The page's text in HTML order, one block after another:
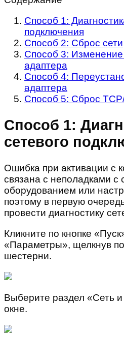
Способ 1:
подключения
Способ 2: Сброс сети
Способ 3: Изменение
адаптера
Способ 4:
адаптера
Способ 5: Сброс
Способ 1:
сетевого
Ошибка при активации с
связана с неполадками с
оборудованием или
поэтому в первую
провести диагностику
Кликните по кнопке
«Параметры», щелкнув по
шестерни.
Выберите раздел «Сеть
окне.